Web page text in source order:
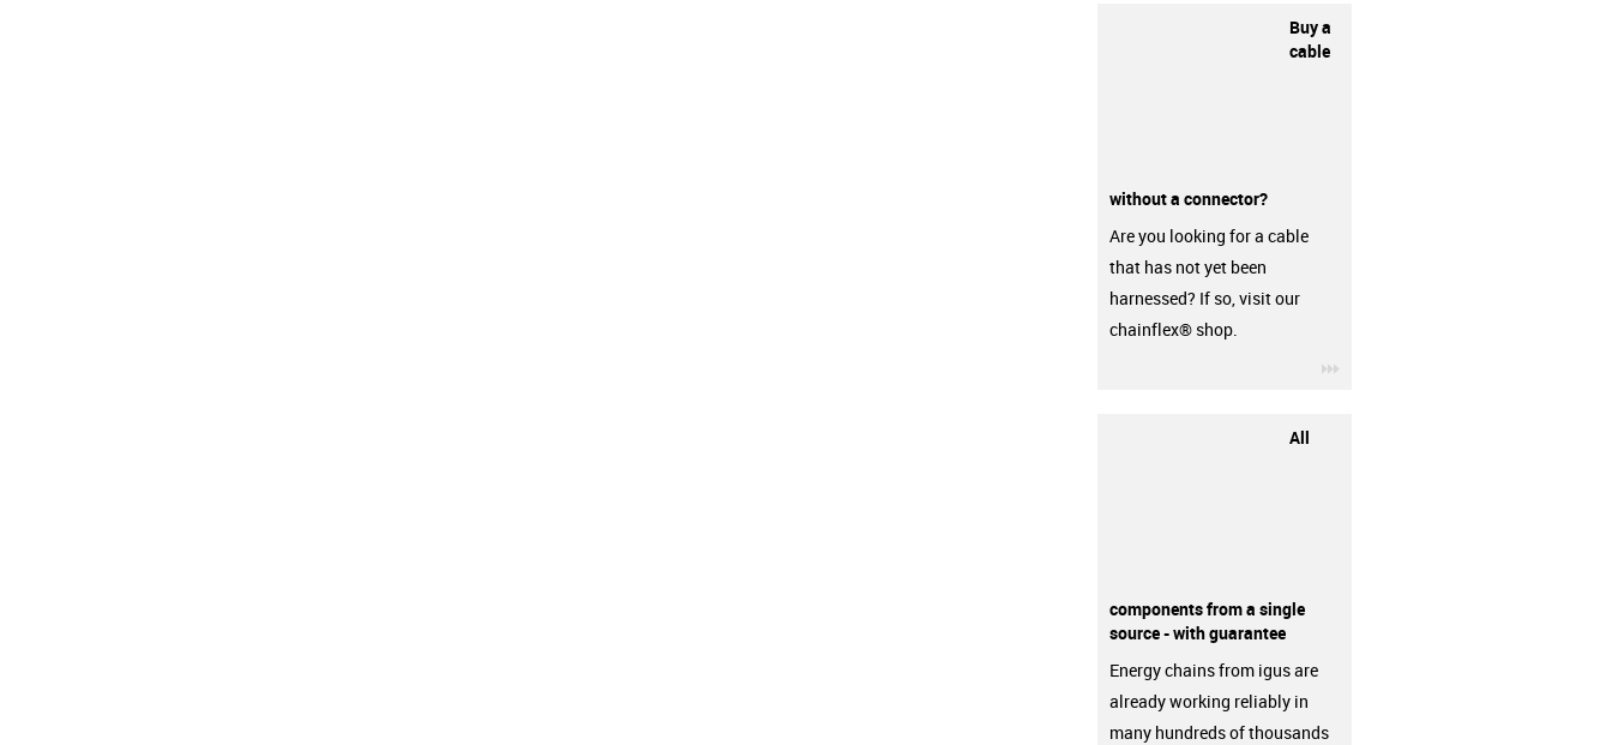
Buy a
cable
without a connector?
Are you looking for a cable
that has not yet been
harnessed? If so, visit our
chainflex® shop.
All
components from a single
source - with guarantee
Energy chains from igus are
already working reliably in
many hundreds of thousands